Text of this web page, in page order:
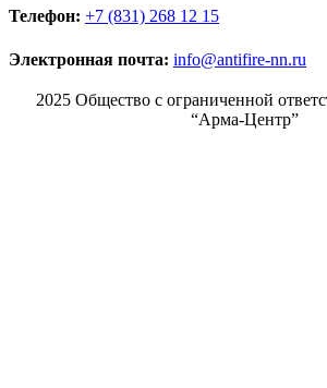
Телефон: +7 (831) 268 12 15
Электронная почта: info@antifire-nn.ru
2025 Общество с ограниченной
“Арма-Центр”